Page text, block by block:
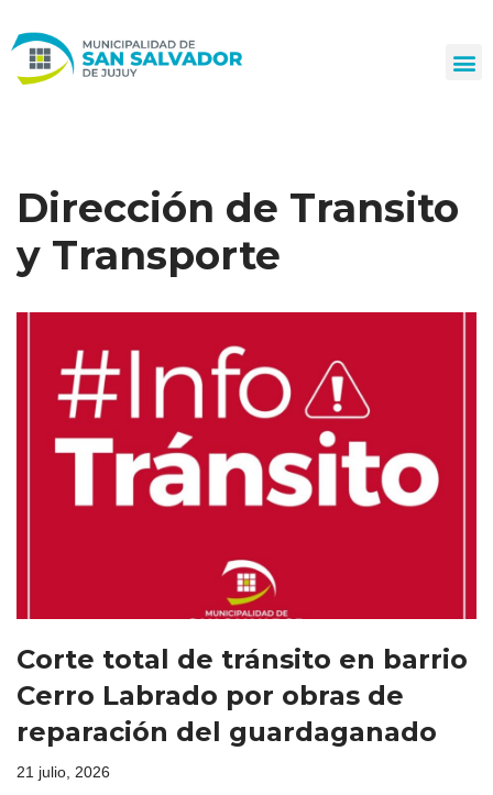
al
Dirección de Transito
y Transporte
Corte total de tránsito en barrio
Cerro Labrado por obras de
reparación del guardaganado
21 julio, 2026